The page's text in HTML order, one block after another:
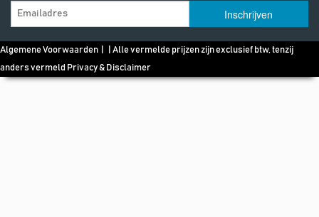
Algemene Voorwaarden | | Alle vermelde prijzen zijn exclusief btw, tenzij
anders vermeld Privacy & Disclaimer